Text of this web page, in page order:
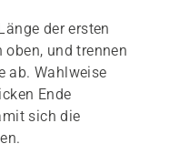
der ersten
und trennen
ab. Wahlweise
Ende
sich die